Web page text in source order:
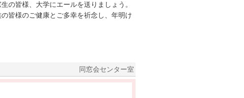
の皆様、大学にエールを送りましょう。
皆様のご健康とご多幸を祈念し、年明け
同窓会センター室